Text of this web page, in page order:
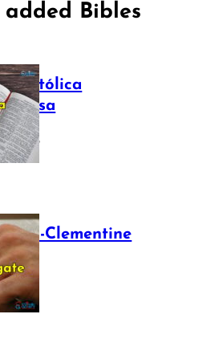
added Bibles
Católica
2025
Clementine
2025